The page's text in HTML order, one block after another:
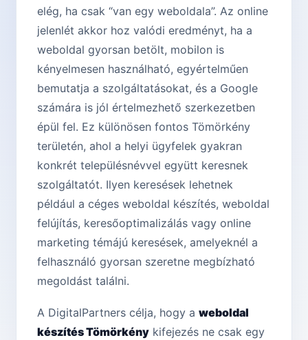
elég, ha csak “van egy weboldala”. Az online
jelenlét akkor hoz valódi eredményt, ha a
weboldal gyorsan betölt, mobilon is
kényelmesen használható, egyértelműen
bemutatja a szolgáltatásokat, és a Google
számára is jól értelmezhető szerkezetben
épül fel. Ez különösen fontos Tömörkény
területén, ahol a helyi ügyfelek gyakran
konkrét településnévvel együtt keresnek
szolgáltatót. Ilyen keresések lehetnek
például a céges weboldal készítés, weboldal
felújítás, keresőoptimalizálás vagy online
marketing témájú keresések, amelyeknél a
felhasználó gyorsan szeretne megbízható
megoldást találni.
A DigitalPartners célja, hogy a weboldal
készítés Tömörkény kifejezés ne csak egy